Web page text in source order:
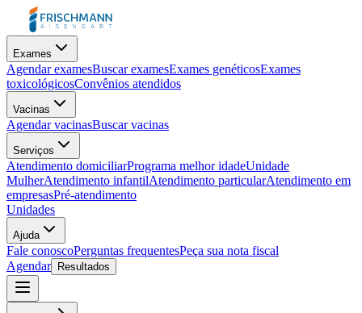
Exames
Agendar examesBuscar examesExames genéticosExames
toxicológicosConvênios atendidos
Vacinas
Agendar vacinasBuscar vacinas
Serviços
Atendimento domiciliarPrograma melhor idadeUnidade
MulherAtendimento infantilAtendimento particularAtendimento em
empresasPré-atendimento
Unidades
Ajuda
Fale conoscoPerguntas frequentesPeça sua nota fiscal
Agendar
Resultados